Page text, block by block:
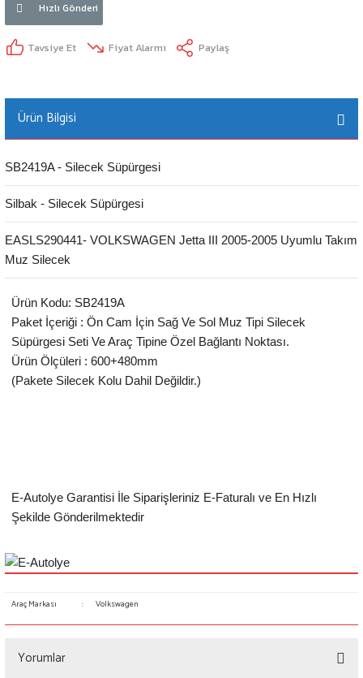
Hızlı Gönderi
Tavsiye Et Fiyat Alarmı Paylaş
Ürün Bilgisi
SB2419A - Silecek Süpürgesi
Silbak - Silecek Süpürgesi
EASLS290441- VOLKSWAGEN Jetta III 2005-2005 Uyumlu Takım
Muz Silecek
Ürün Kodu: SB2419A
Paket İçeriği : Ön Cam İçin Sağ Ve Sol Muz Tipi Silecek
Süpürgesi Seti Ve Araç Tipine Özel Bağlantı Noktası.
Ürün Ölçüleri : 600+480mm
(Pakete Silecek Kolu Dahil Değildir.)
E-Autolye Garantisi İle Siparişleriniz E-Faturalı ve En Hızlı
Şekilde Gönderilmektedir
Araç Markası : Volkswagen
Yorumlar